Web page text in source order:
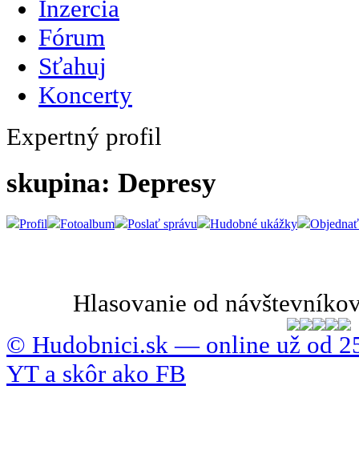
Inzercia
Fórum
Sťahuj
Koncerty
Expertný profil
skupina: Depresy
Profil Fotoalbum Poslať správu Hudobné ukážky Objednať
Hlasovanie od
© Hudobnici.sk — online už od
YT a skôr ako FB